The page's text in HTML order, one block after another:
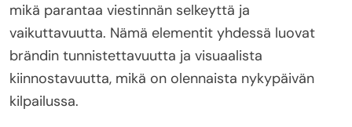
mikä parantaa viestinnän selkeyttä ja
vaikuttavuutta. Nämä elementit yhdessä luovat
brändin tunnistettavuutta ja visuaalista
kiinnostavuutta, mikä on olennaista nykypäivän
kilpailussa.